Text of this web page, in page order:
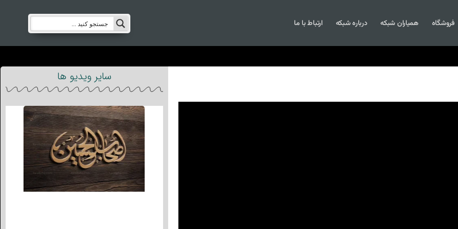
فروشگاه همیاران شبکه درباره شبکه ارتباط با ما
سایر ویدیو ها